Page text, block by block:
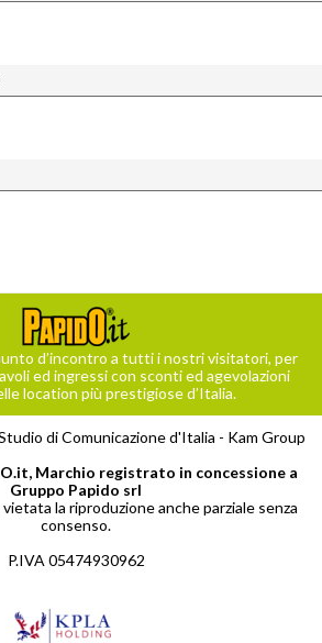
d’incontro a tutti i nostri visitatori, per
ed ingressi con sconti ed agevolazioni
location più prestigiose d’Italia.
di Comunicazione d'Italia - Kam Group
Marchio registrato in concessione a
Gruppo Papido srl
la riproduzione anche parziale senza
consenso.
P.IVA 05474930962